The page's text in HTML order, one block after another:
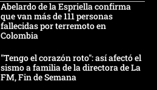
Abelardo de la Espriella confirma
que van más de 111 personas
fallecidas por terremoto en
Colombia
"Tengo el corazón roto": así afectó el
sismo a familia de la directora de La
FM, Fin de Semana